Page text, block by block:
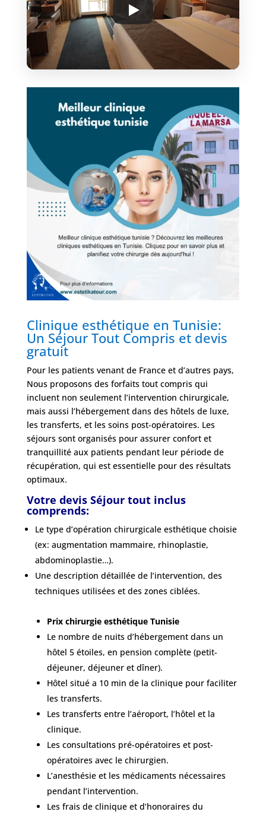
Avant
/
Après
Devis
Gratuit
Clinique esthétique en Tunisie:
Un Séjour Tout Compris et devis
gratuit
Pour les patients venant de France et d’autres pays,
Nous proposons des forfaits tout compris qui
incluent non seulement l’intervention chirurgicale,
mais aussi l’hébergement dans des hôtels de luxe,
les transferts, et les soins post-opératoires. Les
séjours sont organisés pour assurer confort et
tranquillité aux patients pendant leur période de
récupération, qui est essentielle pour des résultats
optimaux.
Votre devis Séjour tout inclus
comprends:
Le type d’opération chirurgicale esthétique choisie
(ex: augmentation mammaire, rhinoplastie,
abdominoplastie…).
Une description détaillée de l’intervention, des
techniques utilisées et des zones ciblées.
Prix chirurgie esthétique Tunisie
Le nombre de nuits d’hébergement dans un
hôtel 5 étoiles, en pension complète (petit-
déjeuner, déjeuner et dîner).
Hôtel situé a 10 min de la clinique pour faciliter
les transferts.
Les transferts entre l’aéroport, l’hôtel et la
clinique.
Les consultations pré-opératoires et post-
opératoires avec le chirurgien.
L’anesthésie et les médicaments nécessaires
pendant l’intervention.
Les frais de clinique et d’honoraires du